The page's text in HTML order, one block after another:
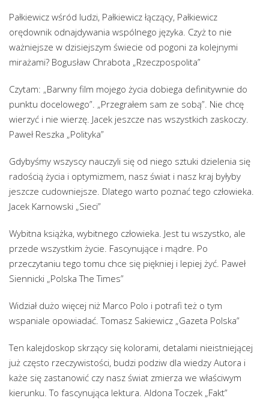
Pałkiewicz wśród ludzi, Pałkiewicz łączący, Pałkiewicz
orędownik odnajdywania wspólnego języka. Czyż to nie
ważniejsze w dzisiejszym świecie od pogoni za kolejnymi
mirażami? Bogusław Chrabota „Rzeczpospolita”
Czytam: „Barwny film mojego życia dobiega definitywnie do
punktu docelowego”. „Przegrałem sam ze sobą”. Nie chcę
wierzyć i nie wierzę. Jacek jeszcze nas wszystkich zaskoczy.
Paweł Reszka „Polityka”
Gdybyśmy wszyscy nauczyli się od niego sztuki dzielenia się
radością życia i optymizmem, nasz świat i nasz kraj byłyby
jeszcze cudowniejsze. Dlatego warto poznać tego człowieka.
Jacek Karnowski „Sieci”
Wybitna książka, wybitnego człowieka. Jest tu wszystko, ale
przede wszystkim życie. Fascynujące i mądre. Po
przeczytaniu tego tomu chce się piękniej i lepiej żyć. Paweł
Siennicki „Polska The Times”
Widział dużo więcej niż Marco Polo i potrafi też o tym
wspaniale opowiadać. Tomasz Sakiewicz „Gazeta Polska”
Ten kalejdoskop skrzący się kolorami, detalami nieistniejącej
już często rzeczywistości, budzi podziw dla wiedzy Autora i
każe się zastanowić czy nasz świat zmierza we właściwym
kierunku. To fascynująca lektura. Aldona Toczek „Fakt”